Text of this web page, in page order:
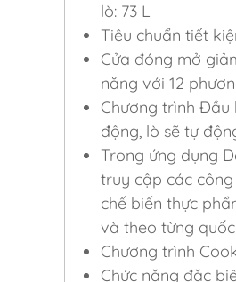
lò: 73 L
Tiêu chuẩn tiết
Cửa đóng mở
năng với 12
Chương trình Đầu
động, lò sẽ tự
Trong ứng dụng
truy cập các
chế biến thực
và theo từng
Chương trình
Chức năng đặc